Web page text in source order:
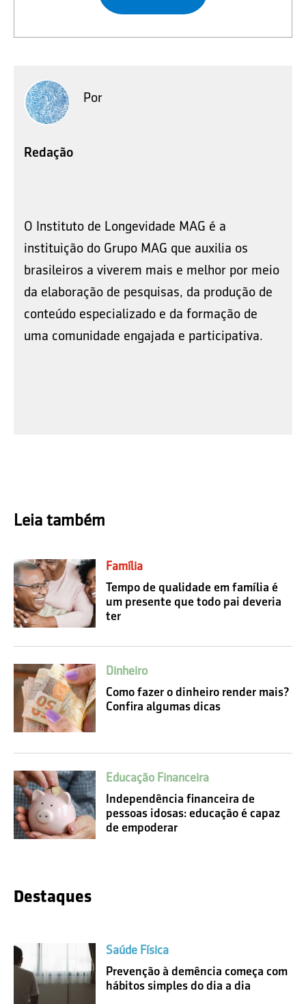
Por
Redação
O Instituto de Longevidade MAG é a
instituição do Grupo MAG que auxilia os
brasileiros a viverem mais e melhor por meio
da elaboração de pesquisas, da produção de
conteúdo especializado e da formação de
uma comunidade engajada e participativa.
Leia também
Família
Tempo de qualidade em família é
um presente que todo pai deveria
ter
Dinheiro
Como fazer o dinheiro render mais?
Confira algumas dicas
Educação Financeira
Independência financeira de
pessoas idosas: educação é capaz
de empoderar
Destaques
Saúde Física
Prevenção à demência começa com
hábitos simples do dia a dia